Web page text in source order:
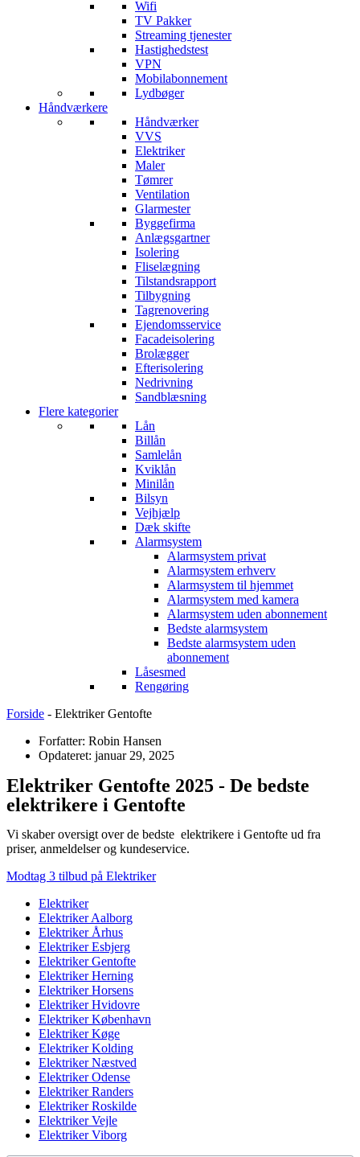
Wifi
TV Pakker
Streaming tjenester
Hastighedstest
VPN
Mobilabonnement
Lydbøger
Håndværkere
Håndværker
VVS
Elektriker
Maler
Tømrer
Ventilation
Glarmester
Byggefirma
Anlægsgartner
Isolering
Fliselægning
Tilstandsrapport
Tilbygning
Tagrenovering
Ejendomsservice
Facadeisolering
Brolægger
Efterisolering
Nedrivning
Sandblæsning
Flere kategorier
Lån
Billån
Samlelån
Kviklån
Minilån
Bilsyn
Vejhjælp
Dæk skifte
Alarmsystem
Alarmsystem privat
Alarmsystem erhverv
Alarmsystem til hjemmet
Alarmsystem med kamera
Alarmsystem uden abonnement
Bedste alarmsystem
Bedste alarmsystem uden
abonnement
Låsesmed
Rengøring
Forside - Elektriker Gentofte
Forfatter: Robin Hansen
Opdateret: januar 29, 2025
Elektriker Gentofte 2025 - De bedste
elektrikere i Gentofte
Vi skaber oversigt over de bedste elektrikere i Gentofte ud fra
priser, anmeldelser og kundeservice.
Modtag 3 tilbud på Elektriker
Elektriker
Elektriker Aalborg
Elektriker Århus
Elektriker Esbjerg
Elektriker Gentofte
Elektriker Herning
Elektriker Horsens
Elektriker Hvidovre
Elektriker København
Elektriker Køge
Elektriker Kolding
Elektriker Næstved
Elektriker Odense
Elektriker Randers
Elektriker Roskilde
Elektriker Vejle
Elektriker Viborg